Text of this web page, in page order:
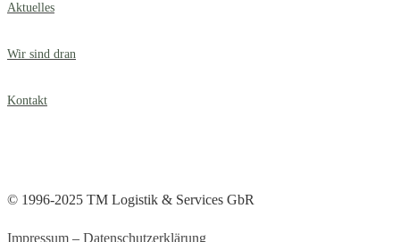
Aktuelles
Wir sind dran
Kontakt
© 1996-2025 TM Logistik & Services GbR
Impressum – Datenschutzerklärung